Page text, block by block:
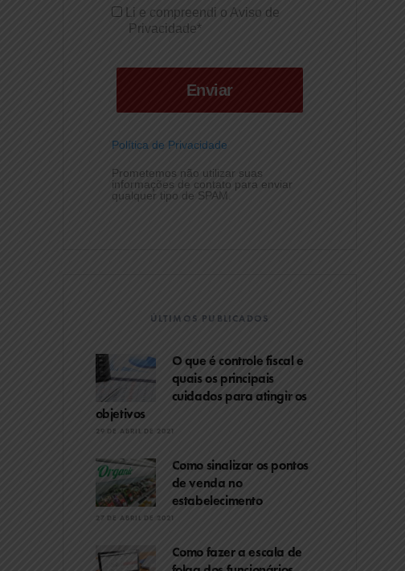
Li e compreendi o Aviso de
Privacidade*
Enviar
Política de Privacidade
Prometemos não utilizar suas
informações de contato para enviar
qualquer tipo de SPAM.
ÚLTIMOS PUBLICADOS
O que é controle fiscal e
quais os principais
cuidados para atingir os
objetivos
29 DE ABRIL DE 2021
Como sinalizar os pontos
de venda no
estabelecimento
27 DE ABRIL DE 2021
Como fazer a escala de